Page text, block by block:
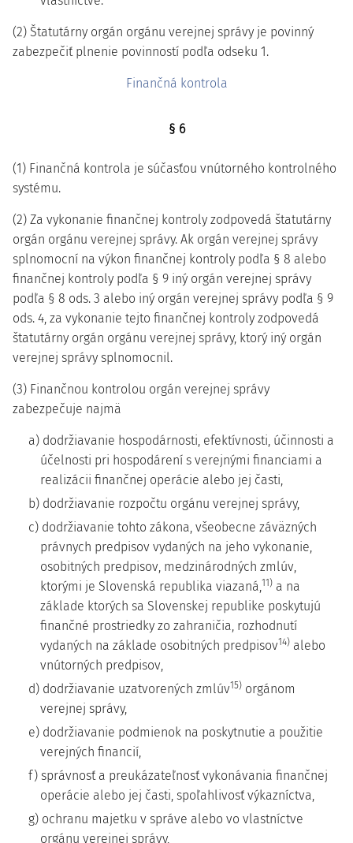
(2) Štatutárny orgán orgánu verejnej správy je povinný
zabezpečiť plnenie povinností podľa odseku 1.
Finančná kontrola
§ 6
(1) Finančná kontrola je súčasťou vnútorného kontrolného
systému.
(2) Za vykonanie finančnej kontroly zodpovedá štatutárny
orgán orgánu verejnej správy. Ak orgán verejnej správy
splnomocní na výkon finančnej kontroly podľa § 8 alebo
finančnej kontroly podľa § 9 iný orgán verejnej správy
podľa § 8 ods. 3 alebo iný orgán verejnej správy podľa § 9
ods. 4, za vykonanie tejto finančnej kontroly zodpovedá
štatutárny orgán orgánu verejnej správy, ktorý iný orgán
verejnej správy splnomocnil.
(3) Finančnou kontrolou orgán verejnej správy
zabezpečuje najmä
a) dodržiavanie hospodárnosti, efektívnosti, účinnosti a
účelnosti pri hospodárení s verejnými financiami a
realizácii finančnej operácie alebo jej časti,
b) dodržiavanie rozpočtu orgánu verejnej správy,
c) dodržiavanie tohto zákona, všeobecne záväzných
právnych predpisov vydaných na jeho vykonanie,
osobitných predpisov, medzinárodných zmlúv,
ktorými je Slovenská republika viazaná,11) a na
základe ktorých sa Slovenskej republike poskytujú
finančné prostriedky zo zahraničia, rozhodnutí
vydaných na základe osobitných predpisov14) alebo
vnútorných predpisov,
d) dodržiavanie uzatvorených zmlúv15) orgánom
verejnej správy,
e) dodržiavanie podmienok na poskytnutie a použitie
verejných financií,
f) správnosť a preukázateľnosť vykonávania finančnej
operácie alebo jej časti, spoľahlivosť výkazníctva,
g) ochranu majetku v správe alebo vo vlastníctve
orgánu verejnej správy,